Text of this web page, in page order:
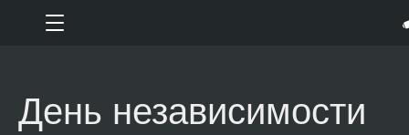
День независимости